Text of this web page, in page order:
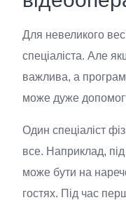
Для невеликого
спеціаліста. Але
важлива, а
може дуже
Один спеціаліст
все. Наприклад,
може бути на
гостях. Під час